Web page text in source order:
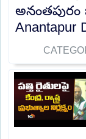
Anantapur